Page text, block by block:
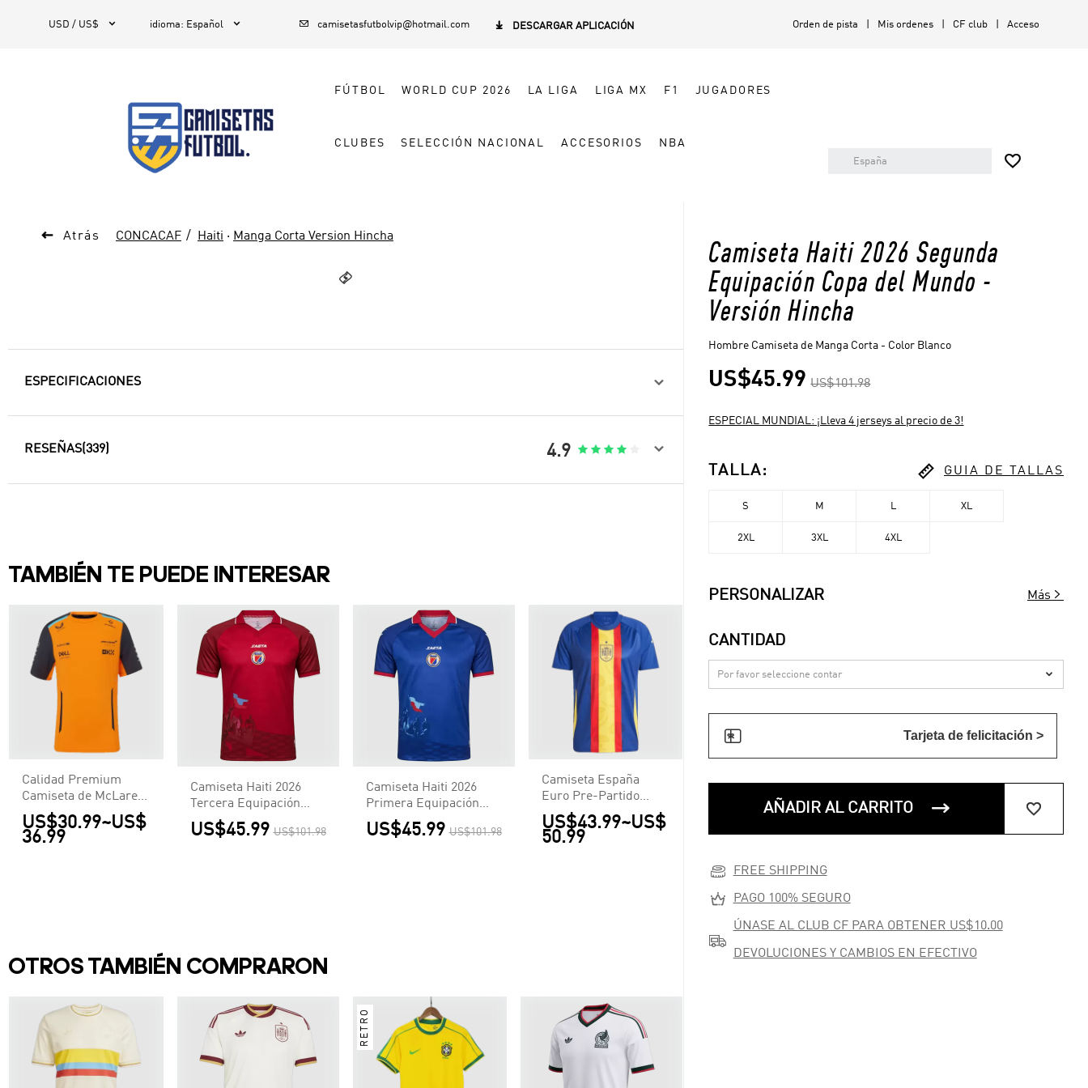
USD / US$  idioma: Español   camisetasfutbolvip@hotmail.com  DESCARGAR APLICACIÓN Orden de pista Mis ordenes CF club Acceso
FÚTBOL WORLD CUP 2026 LA LIGA LIGA MX F1 JUGADORES
CLUBES SELECCIÓN NACIONAL ACCESORIOS NBA

 Atrás CONCACAF Haiti · Manga Corta Version Hincha

Camiseta Haiti 2026 Segunda
Equipación Copa del Mundo -
Versión Hincha
Hombre Camiseta de Manga Corta - Color Blanco
US$45.99 US$101.98
ESPECIAL MUNDIAL: ¡Lleva 4 jerseys al precio de 3!
TALLA:  GUIA DE TALLAS
S M XL
2XL 3XL 4XL
PERSONALIZAR Más 
CANTIDAD

 Tarjeta de felicitación >
AÑADIR AL CARRITO  
 FREE SHIPPING
 PAGO 100% SEGURO

ÚNASE AL CLUB CF PARA OBTENER US$10.00
DEVOLUCIONES Y CAMBIOS EN EFECTIVO
ESPECIFICACIONES 
RESEÑAS(339) 4.9     
TAMBIÉN TE PUEDE INTERESAR
Calidad Premium
Camiseta de McLaren
F1 Racing Team Set
Up T-Shirt Orange
Hombre Naranja
US$30.99~US$
36.99
Camiseta Haiti 2026
Tercera Equipación
Copa del Mundo -
Versión Hincha
US$45.99 US$101.98
Camiseta Haiti 2026
Primera Equipación
Copa del Mundo -
Versión Hincha
US$45.99 US$101.98
Camiseta España
Euro Pre-Partido
Hombre - Versión
Hincha
US$43.99~US$
50.99
OTROS TAMBIÉN COMPRARON
RETRO